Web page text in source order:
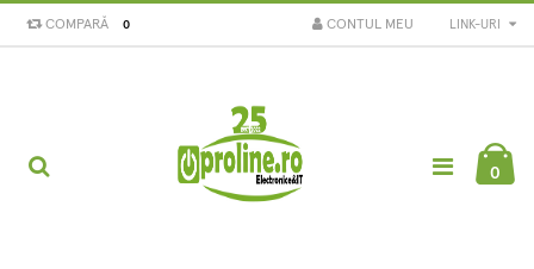
COMPARĂ 0 LINK-URI
CONTUL MEU
0